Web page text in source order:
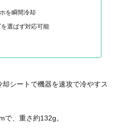
を瞬間冷却
選ばず対応可能
シートで機器を速攻で冷やすス
、重さ約132g。